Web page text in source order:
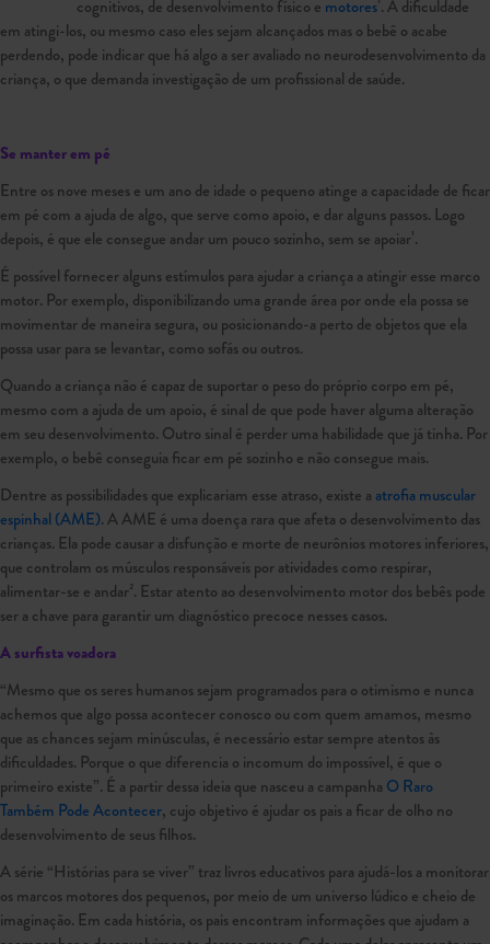
cognitivos, de desenvolvimento físico e motores¹. A dificuldade
em atingi-los, ou mesmo caso eles sejam alcançados mas o bebê o acabe
perdendo, pode indicar que há algo a ser avaliado no neurodesenvolvimento da
criança, o que demanda investigação de um profissional de saúde.
Se manter em pé
Entre os nove meses e um ano de idade o pequeno atinge a capacidade de ficar
em pé com a ajuda de algo, que serve como apoio, e dar alguns passos. Logo
depois, é que ele consegue andar um pouco sozinho, sem se apoiar¹.
É possível fornecer alguns estímulos para ajudar a criança a atingir esse marco
motor. Por exemplo, disponibilizando uma grande área por onde ela possa se
movimentar de maneira segura, ou posicionando-a perto de objetos que ela
possa usar para se levantar, como sofás ou outros.
Quando a criança não é capaz de suportar o peso do próprio corpo em pé,
mesmo com a ajuda de um apoio, é sinal de que pode haver alguma alteração
em seu desenvolvimento. Outro sinal é perder uma habilidade que já tinha. Por
exemplo, o bebê conseguia ficar em pé sozinho e não consegue mais.
Dentre as possibilidades que explicariam esse atraso, existe aatrofia muscular
espinhal (AME). A AME é uma doença rara que afeta o desenvolvimento das
crianças. Ela pode causar a disfunção e morte de neurônios motores inferiores,
que controlam os músculos responsáveis por atividades como respirar,
alimentar-se e andar². Estar atento ao desenvolvimento motor dos bebês pode
ser a chave para garantir um diagnóstico precoce nesses casos.
A surfista voadora
“Mesmo que os seres humanos sejam programados para o otimismo e nunca
achemos que algo possa acontecer conosco ou com quem amamos, mesmo
que as chances sejam minúsculas, é necessário estar sempre atentos às
dificuldades. Porque o que diferencia o incomum do impossível, é que o
primeiro existe”. É a partir dessa ideia que nasceu a campanha O Raro
Também Pode Acontecer, cujo objetivo é ajudar os pais a ficar de olho no
desenvolvimento de seus filhos.
A série “Histórias para se viver” traz livros educativos para ajudá-los a monitorar
os marcos motores dos pequenos, por meio de um universo lúdico e cheio de
imaginação. Em cada história, os pais encontram informações que ajudam a